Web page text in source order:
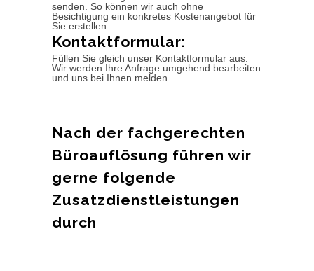
senden. So können wir auch ohne
Besichtigung ein konkretes Kostenangebot für
Sie erstellen.
Kontaktformular:
Füllen Sie gleich unser Kontaktformular aus.
Wir werden Ihre Anfrage umgehend bearbeiten
und uns bei Ihnen melden.
Nach der fachgerechten
Büroauflösung führen wir
gerne folgende
Zusatzdienstleistungen
durch